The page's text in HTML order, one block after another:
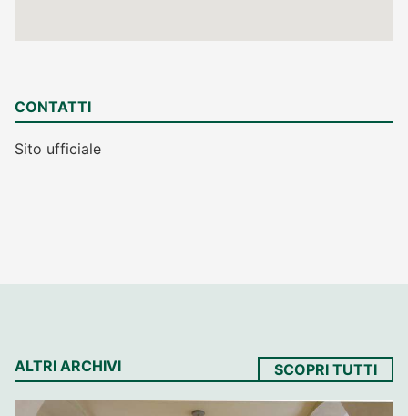
CONTATTI
Sito ufficiale
ALTRI ARCHIVI SCOPRI TUTTI